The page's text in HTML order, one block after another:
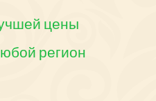
цены
регион